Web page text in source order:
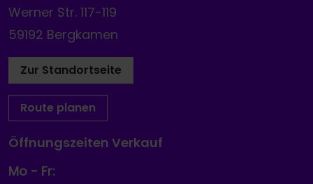
Werner Str. 117-119
59192 Bergkamen
Zur Standortseite
Route planen
Öffnungszeiten Verkauf
Mo - Fr: